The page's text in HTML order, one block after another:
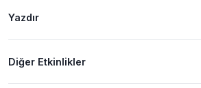
Yazdır
Diğer Etkinlikler